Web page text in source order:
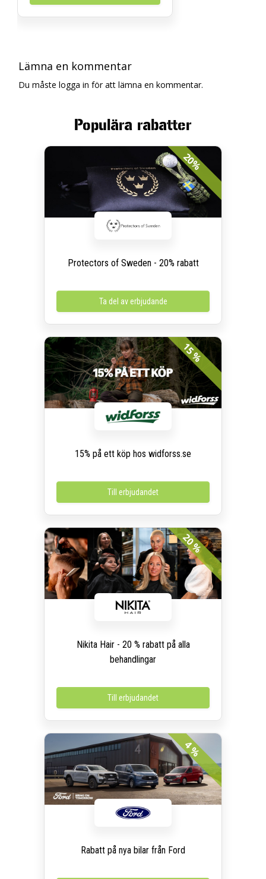
Lämna en kommentar
Du måste logga in för att lämna en kommentar.
Populära rabatter
20%
Protectors of Sweden - 20% rabatt
Ta del av erbjudande
15 %
15% på ett köp hos widforss.se
Till erbjudandet
20 %
Nikita Hair - 20 % rabatt på alla
behandlingar
Till erbjudandet
4 %
Rabatt på nya bilar från Ford